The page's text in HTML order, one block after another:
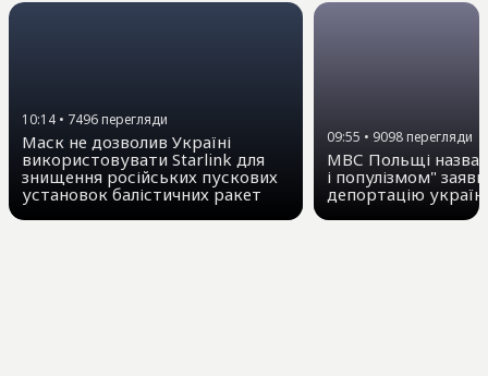
10:14 • 7496перегляди
Маск не дозволив Україні
використовувати Starlink для
знищення російських пускових
установок балістичних ракет
09:55 • 9098перегляди
МВС Польщі
і популізмом"
депортацію